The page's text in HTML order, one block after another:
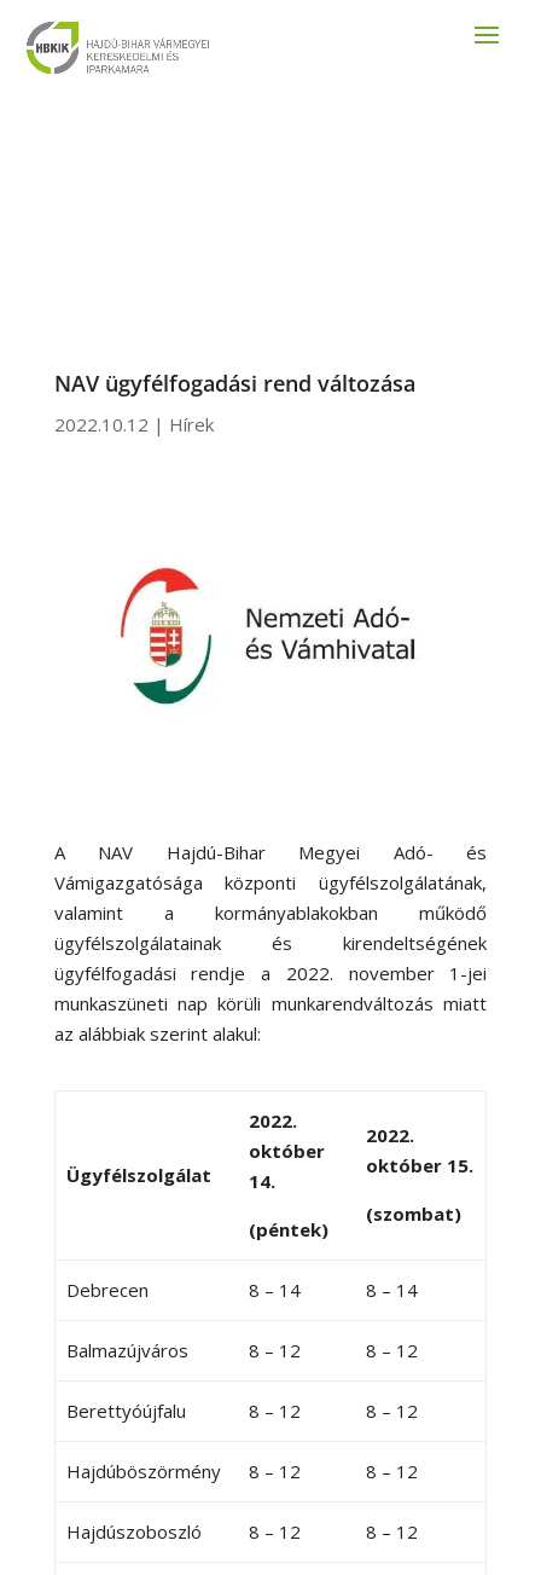
NAV ügyfélfogadási rend változása
2022.10.12 | Hírek
A NAV Hajdú-Bihar Megyei Adó- és
Vámigazgatósága központi ügyfélszolgálatának,
valamint a kormányablakokban működő
ügyfélszolgálatainak és kirendeltségének
ügyfélfogadási rendje a 2022. november 1-jei
munkaszüneti nap körüli munkarendváltozás miatt
az alábbiak szerint alakul:
Ügyfélszolgálat
2022.
október
14.
(péntek)
2022.
október 15.
(szombat)
Debrecen 8 – 14 8 – 14
Balmazújváros 8 – 12 8 – 12
Berettyóújfalu 8 – 12 8 – 12
Hajdúböszörmény 8 – 12 8 – 12
Hajdúszoboszló 8 – 12 8 – 12